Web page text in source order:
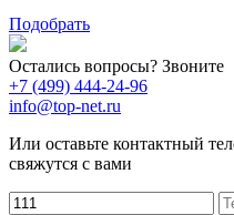
Подобрать
Остались вопросы? Звоните
+7 (499) 444-24-96
info@top-net.ru
Или оставьте контактный
свяжутся с вами